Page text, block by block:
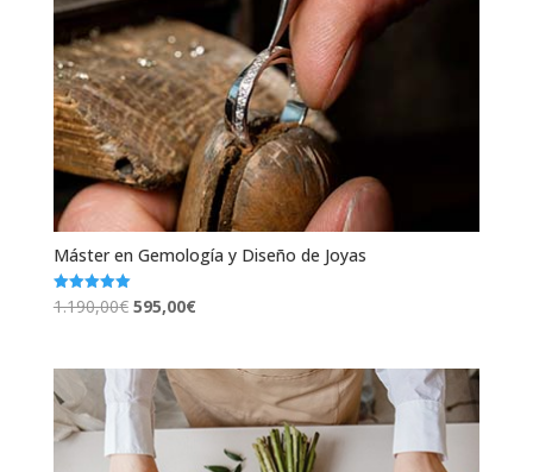
Máster en Gemología y Diseño de Joyas
Valorado
con
1.190,00€ El
era:
1.190,00€.
595,00€El
595,00€.